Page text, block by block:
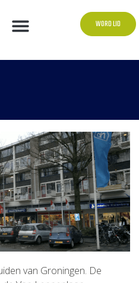
WORD LID
van Groningen. De